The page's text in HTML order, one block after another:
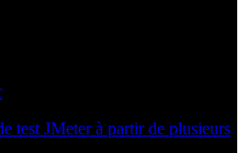
test JMeter à partir de plusieurs